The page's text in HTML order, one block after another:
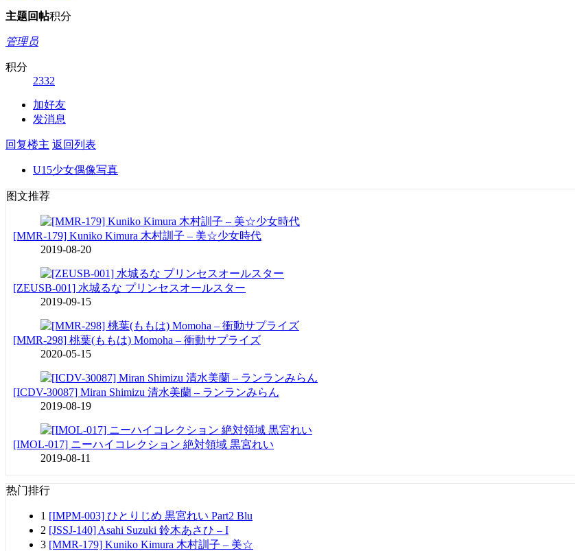
主题回帖积分
管理员
积分
2332
加好友
发消息
回复楼主 返回列表
U15少女偶像写真
图文推荐
[MMR-179] Kuniko Kimura 木村訓子 – 美☆少女時代
2019-08-20
[ZEUSB-001] 水城るな プリンセスオールスター
2019-09-15
[MMR-298] 桃葉(ももは) Momoha – 衝動サプライズ
2020-05-15
[ICDV-30087] Miran Shimizu 清水美蘭 – ランランみらん
2019-08-19
[IMOL-017] ニーハイコレクション 絶対領域 黒宮れい
2019-08-11
热门排行
1 [IMPM-003] ひとりじめ 黒宮れい Part2 Blu
2 [JSSJ-140] Asahi Suzuki 鈴木あさひ – I
3 [MMR-179] Kuniko Kimura 木村訓子 – 美☆